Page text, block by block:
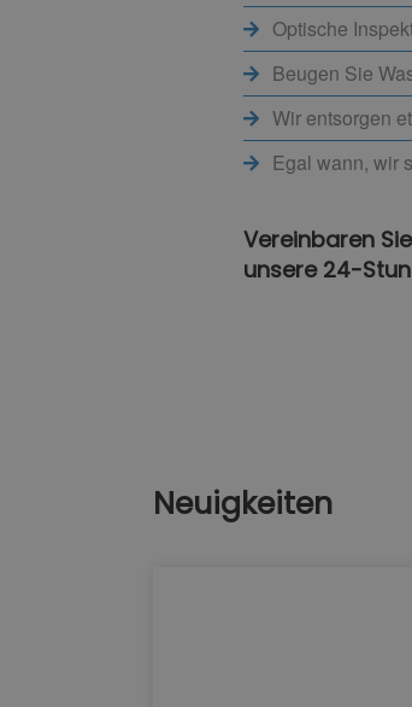
Optische
Beugen Sie
Wir entsorgen
Egal wann, wir
Vereinbaren
unsere 24-
Neuigkeiten